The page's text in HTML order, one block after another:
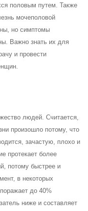
половым путем. Также
мочеполовой
но симптомы
Важно знать их для
и провести
людей. Считается,
произошло потому, что
зачастую, плохо и
протекает более
потому быстрее и
в некоторых
до 40%
ниже и составляет